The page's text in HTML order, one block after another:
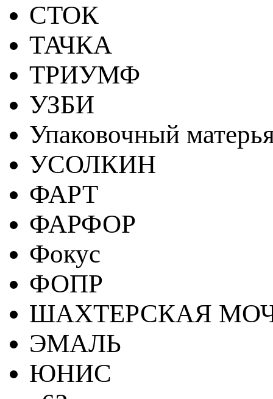
СТОК
ТАЧКА
ТРИУМФ
УЗБИ
Упаковочный
УСОЛКИН
ФАРТ
ФАРФОР
Фокус
ФОПР
ШАХТЕРСКАЯ
ЭМАЛЬ
ЮНИС